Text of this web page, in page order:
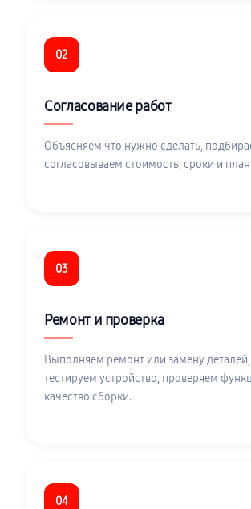
02
Согласование работ
Объясняем что нужно сделать,
согласовываем стоимость, сроки и
03
Ремонт и проверка
Выполняем ремонт или замену деталей,
тестируем устройство, проверяем
качество сборки.
04